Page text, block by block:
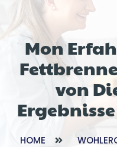
Mon
von
HOME